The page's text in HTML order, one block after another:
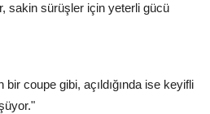
sakin sürüşler için yeterli gücü
bir coupe gibi, açıldığında ise keyifli